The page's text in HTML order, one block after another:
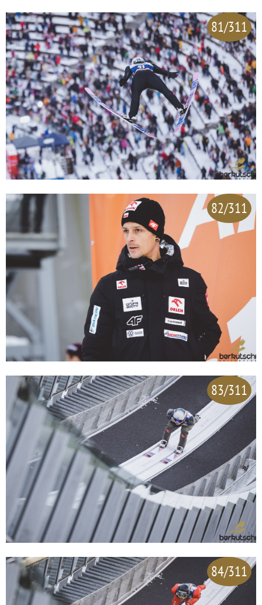
81/311
82/311
83/311
84/311